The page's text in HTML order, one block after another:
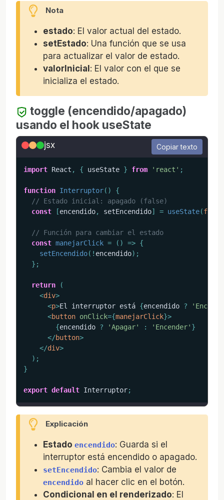
Nota
estado: El valor actual del estado.
setEstado: Una función que se usa
para actualizar el valor de estado.
valorInicial: El valor con el que se
inicializa el estado.
toggle (encendido/apagado)
usando el hook useState
jsx Copiar texto
import React , { useState } from 'react' ;
function Interruptor( )
{
// Estado inicial: apagado (false)
const
[encendido, setEncendido] = useState(false
// Función para cambiar el estado
const manejarClick = ( ) => {
setEncendido( ! encendido) ;
} ;
return
(
<div>
<p>El interruptor está {encendido ?
<button onClick={manejarClick}>
{encendido ? 'Apagar' : 'Encender' }
</button>
</div>
) ;
}
export default Interruptor;
Explicación
Estadoencendido: Guarda si el
interruptor está encendido o apagado.
setEncendido: Cambia el valor de
encendido al hacer clic en el botón.
Condicional en el renderizado: El